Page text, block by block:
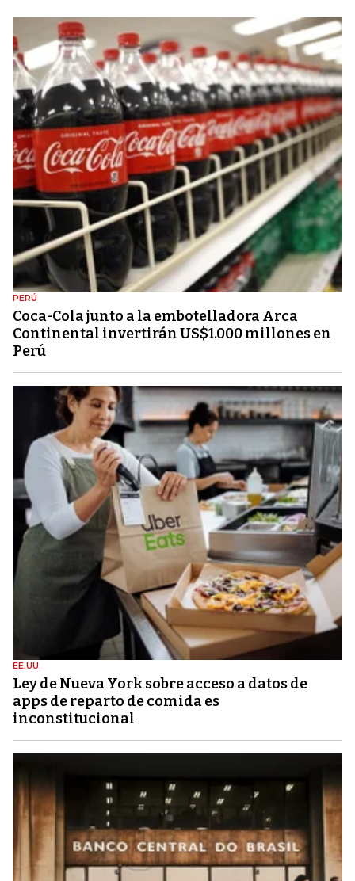
PERÚ
Coca-Cola junto a la embotelladora Arca
Continental invertirán US$1.000 millones en
Perú
EE.UU.
Ley de Nueva York sobre acceso a datos de
apps de reparto de comida es
inconstitucional